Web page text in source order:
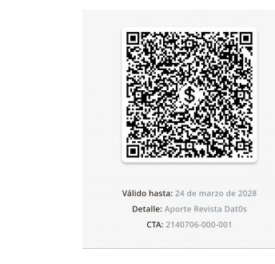
Artículo
¿Los republicanos están
Trump después de las elecciones,